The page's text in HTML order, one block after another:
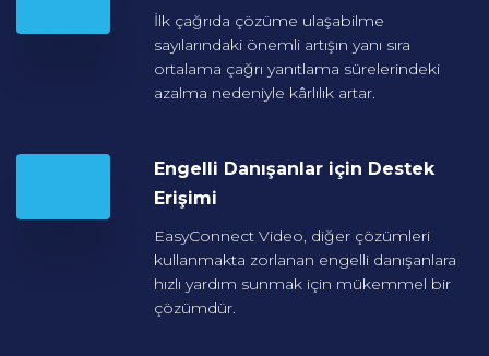
İlk çağrıda çözüme ulaşabilme
sayılarındaki önemli artışın yanı sıra
ortalama çağrı yanıtlama sürelerindeki
azalma nedeniyle kârlılık artar.
Engelli Danışanlar için Destek
Erişimi
EasyConnect Video, diğer çözümleri
kullanmakta zorlanan engelli danışanlara
hızlı yardım sunmak için mükemmel bir
çözümdür.